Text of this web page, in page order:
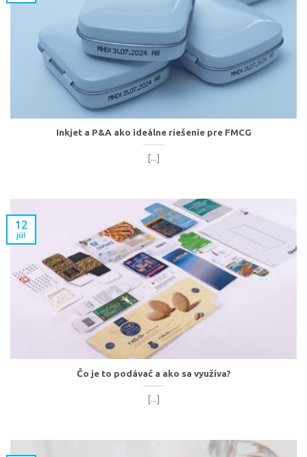
Inkjet a P&A ako ideálne riešenie pre FMCG
[...]
Čo je to podávač a ako sa využíva?
[...]
12
júl